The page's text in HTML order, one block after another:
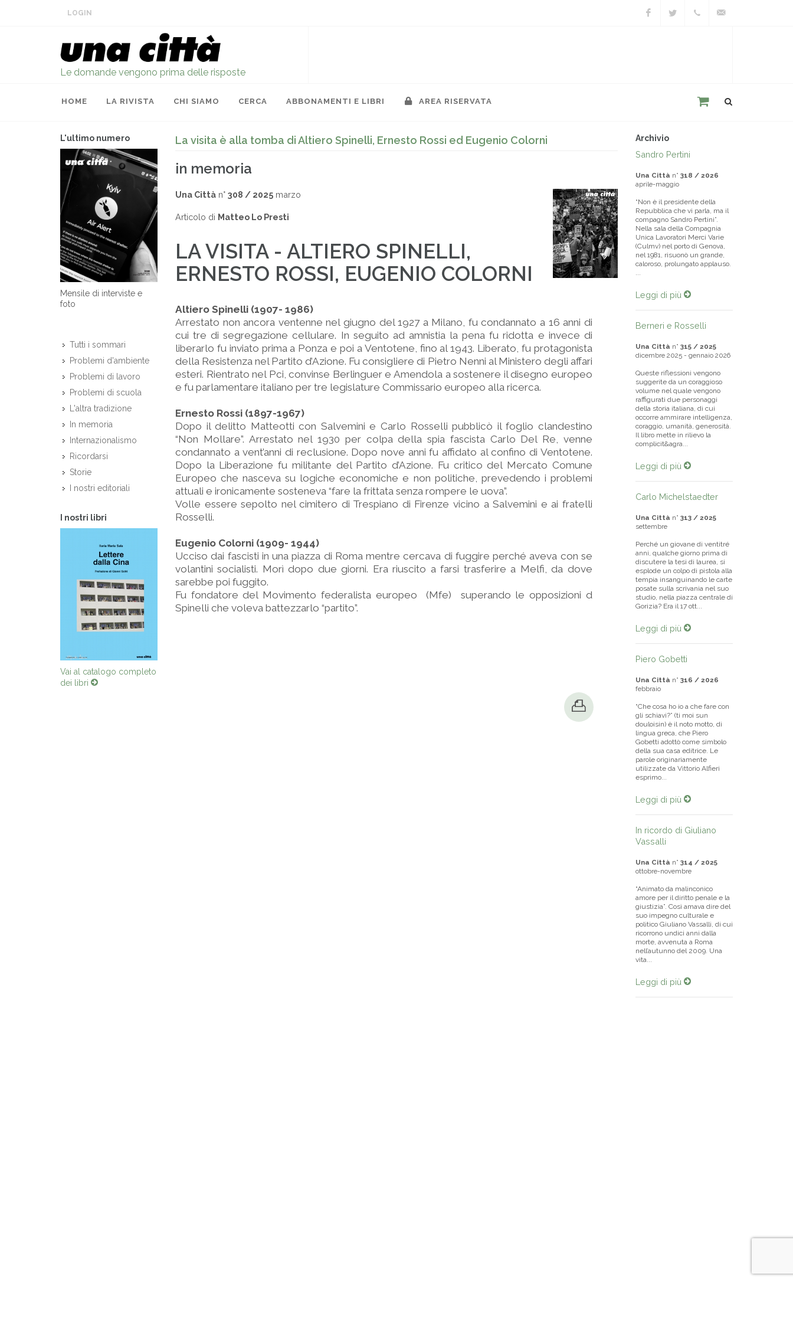
LOGIN
Le domande vengono prima delle risposte
HOME LA RIVISTA CHI SIAMO CERCA ABBONAMENTI E LIBRI AREA RISERVATA
L'ultimo numero
Mensile di interviste e
foto
Tutti i sommari
Problemi d'ambiente
Problemi di lavoro
Problemi di scuola
L'altra tradizione
In memoria
Internazionalismo
Ricordarsi
Storie
I nostri editoriali
I nostri libri
Vai al catalogo completo
dei libri
La visita è alla tomba di Altiero Spinelli, Ernesto Rossi ed Eugenio Colorni
in memoria
Una Città n° 308 / 2025 marzo
Articolo di Matteo Lo Presti
LA VISITA - ALTIERO SPINELLI,
ERNESTO ROSSI, EUGENIO COLORNI
Altiero Spinelli (1907- 1986)
Arrestato non ancora ventenne nel giugno del 1927 a Milano, fu condannato a 16 anni di
cui tre di segregazione cellulare. In seguito ad amnistia la pena fu ridotta e invece di
liberarlo fu inviato prima a Ponza e poi a Ventotene, fino al 1943. Liberato, fu protagonista
della Resistenza nel Partito d’Azione. Fu consigliere di Pietro Nenni al Ministero degli affari
esteri. Rientrato nel Pci, convinse Berlinguer e Amendola a sostenere il disegno europeo
e fu parlamentare italiano per tre legislature Commissario europeo alla ricerca.
Ernesto Rossi (1897-1967)
Dopo il delitto Matteotti con Salvemini e Carlo Rosselli pubblicò il foglio clandestino
“Non Mollare”. Arrestato nel 1930 per colpa della spia fascista Carlo Del Re, venne
condannato a vent’anni di reclusione. Dopo nove anni fu affidato al confino di Ventotene.
Dopo la Liberazione fu militante del Partito d’Azione. Fu critico del Mercato Comune
Europeo che nasceva su logiche economiche e non politiche, prevedendo i problemi
attuali e ironicamente sosteneva “fare la frittata senza rompere le uova”.
Volle essere sepolto nel cimitero di Trespiano di Firenze vicino a Salvemini e ai fratelli
Rosselli.
Eugenio Colorni (1909- 1944)
Ucciso dai fascisti in una piazza di Roma mentre cercava di fuggire perché aveva con se
volantini socialisti. Morì dopo due giorni. Era riuscito a farsi trasferire a Melfi, da dove
sarebbe poi fuggito.
Fu fondatore del Movimento federalista europeo (Mfe) superando le opposizioni d
Spinelli che voleva battezzarlo “partito”.
Archivio
Sandro Pertini
Una Città n° 318 / 2026
aprile-maggio
“Non è il presidente della
Repubblica che vi parla, ma il
compagno Sandro Pertini”.
Nella sala della Compagnia
Unica Lavoratori Merci Varie
(Culmv) nel porto di Genova,
nel 1981, risuonò un grande,
caloroso, prolungato applauso.
...
Leggi di più
Berneri e Rosselli
Una Città n° 315 / 2025
dicembre 2025 - gennaio 2026
Queste riflessioni vengono
suggerite da un coraggioso
volume nel quale vengono
raffigurati due personaggi
della storia italiana, di cui
occorre ammirare intelligenza,
coraggio, umanità, generosità.
Il libro mette in rilievo la
complicit&agra...
Leggi di più
Carlo Michelstaedter
Una Città n° 313 / 2025
settembre
Perché un giovane di ventitré
anni, qualche giorno prima di
discutere la tesi di laurea, si
esplode un colpo di pistola alla
tempia insanguinando le carte
posate sulla scrivania nel suo
studio, nella piazza centrale di
Gorizia? Era il 17 ott...
Leggi di più
Piero Gobetti
Una Città n° 316 / 2026
febbraio
“Che cosa ho io a che fare con
gli schiavi?” (ti moi sun
douloisin) è il noto motto, di
lingua greca, che Piero
Gobetti adottò come simbolo
della sua casa editrice. Le
parole originariamente
utilizzate da Vittorio Alfieri
esprimo...
Leggi di più
In ricordo di Giuliano
Vassalli
Una Città n° 314 / 2025
ottobre-novembre
“Animato da malinconico
amore per il diritto penale e la
giustizia”. Così amava dire del
suo impegno culturale e
politico Giuliano Vassalli, di cui
ricorrono undici anni dalla
morte, avvenuta a Roma
nell’autunno del 2009. Una
vita...
Leggi di più